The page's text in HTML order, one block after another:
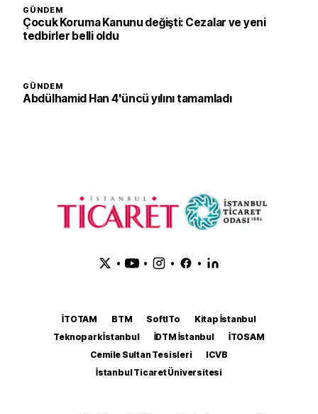
GÜNDEM
Çocuk Koruma Kanunu değişti: Cezalar ve yeni
tedbirler belli oldu
GÜNDEM
Abdülhamid Han 4'üncü yılını tamamladı
• • • •
İTOTAM BTM SoftITo
Kitap İstanbul
Teknopark İstanbul
İDTM İstanbul
İTOSAM
Cemile Sultan Tesisleri
ICVB
İstanbul Ticaret Üniversitesi